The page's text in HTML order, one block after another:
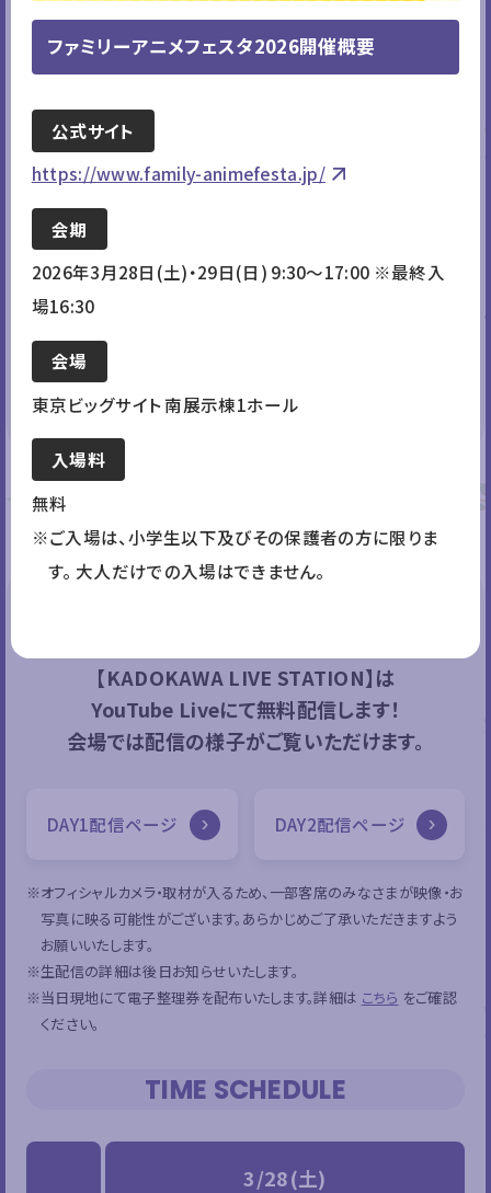
プレゼントをお渡しします。ぜひ
お立ち寄りください。
パンどろぼう
2026年10月より放送が決定し
にお写真をお撮りください！
STAGE
【KADOKAWA LIVE STATION】は
YouTube Liveにて無料配信します！
会場では配信の様子がご覧いただけます。
DAY1配信ページ DAY2配信ページ
※オフィシャルカメラ・取材が入るため、一部客席のみなさまが映像・お
写真に映る可能性がございます。あらかじめご了承いただきますよう
お願いいたします。
※生配信の詳細は後日お知らせいたします。
※当日現地にて電子整理券を配布いたします。詳細は こちら をご確認
ください。
TIME SCHEDULE
3/28(土)
ファミリーアニメフェスタ2026開催概要
公式サイト
https://www.family-animefesta.jp/
会期
2026年3月28日(土)・29日(日) 9:30～17:00 ※最終入
場16:30
会場
東京ビッグサイト 南展示棟1ホール
入場料
無料
※ご入場は、小学生以下及びその保護者の方に限りま
す。 大人だけでの入場はできません。